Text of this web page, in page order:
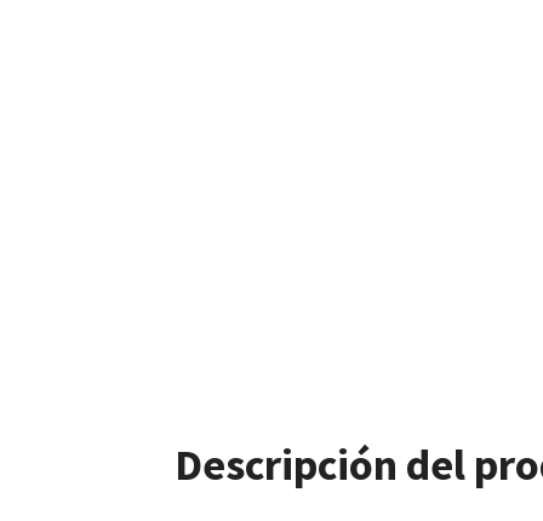
Descripción del